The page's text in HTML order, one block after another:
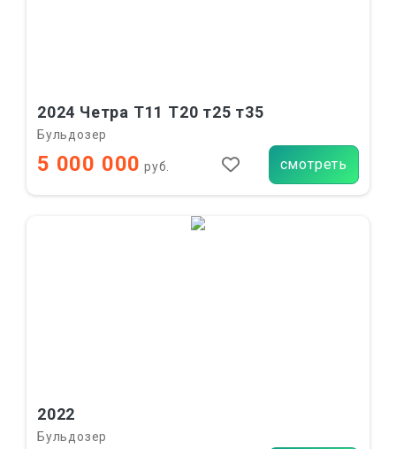
2024 Четра Т11 Т20 т25 т35
Бульдозер
5 000 000 руб. смотреть
2022
Бульдозер